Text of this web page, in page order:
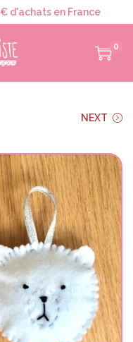
d'achats en France
0
NEXT